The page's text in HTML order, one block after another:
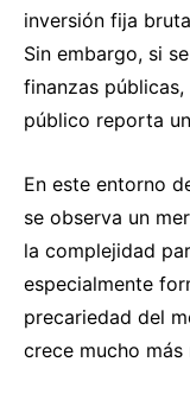
inversión fija
Sin embargo, si
finanzas
público reporta
En este entorno
se observa un
la complejidad
especialmente
precariedad del
crece mucho